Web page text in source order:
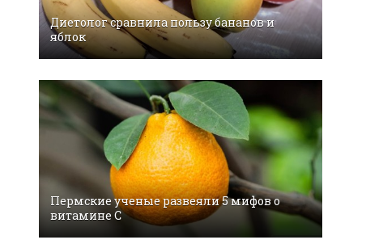
Диетолог сравнила пользу бананов и
яблок
Пермские ученые развеяли 5 мифов о
витамине С